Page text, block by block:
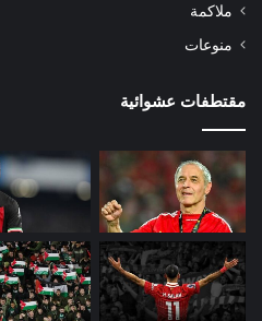
ملاكمة
منوعات
مقتطفات عشوائية